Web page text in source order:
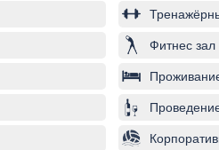
Фитнес зал